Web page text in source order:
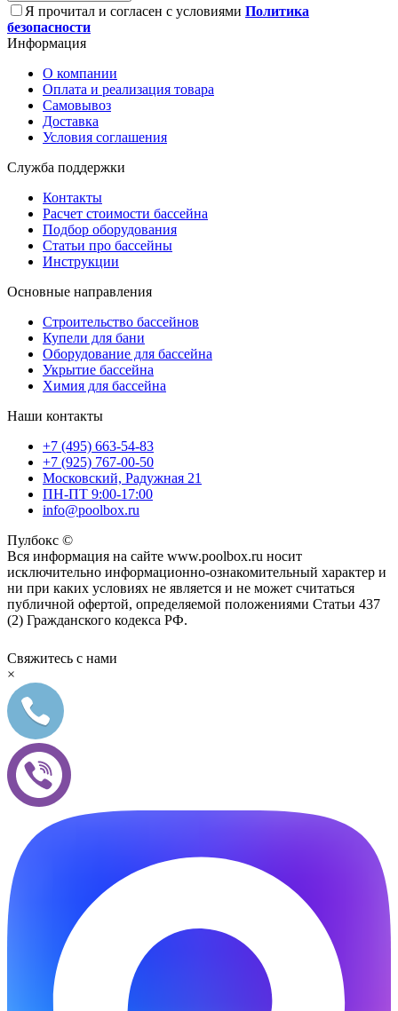
Я прочитал и согласен с условиями Политика
безопасности
Информация
О компании
Оплата и реализация товара
Самовывоз
Доставка
Условия соглашения
Служба поддержки
Контакты
Расчет стоимости бассейна
Подбор оборудования
Статьи про бассейны
Инструкции
Основные направления
Строительство бассейнов
Купели для бани
Оборудование для бассейна
Укрытие бассейна
Химия для бассейна
Наши контакты
+7 (495) 663-54-83
+7 (925) 767-00-50
Московский, Радужная 21
ПН-ПТ 9:00-17:00
info@poolbox.ru
Пулбокс ©
Вся информация на сайте www.poolbox.ru носит
исключительно информационно-ознакомительный характер и
ни при каких условиях не является и не может считаться
публичной офертой, определяемой положениями Статьи 437
(2) Гражданского кодекса РФ.
Свяжитесь с нами
×